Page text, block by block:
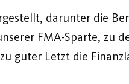
darunter die
FMA-Sparte, zu
guter Letzt die